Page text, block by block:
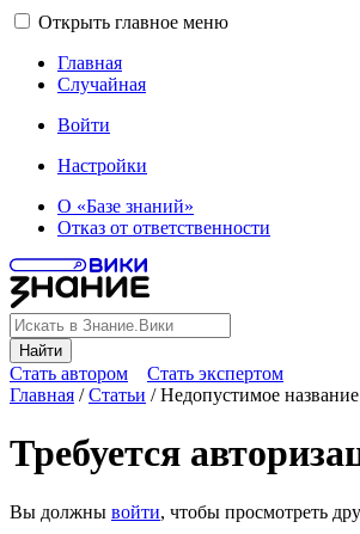
Открыть главное меню
Главная
Случайная
Войти
Настройки
О «Базе знаний»
Отказ от ответственности
Найти
Стать автором Стать экспертом
Главная /Статьи /Недопустимое название
Требуется
Вы должны войти, чтобы просмотреть